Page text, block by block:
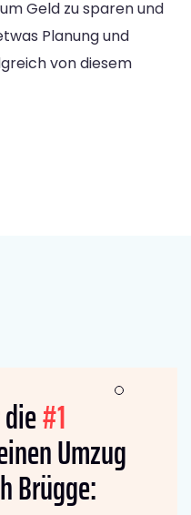
Geld zu sparen und
Planung und
von diesem
#1
Umzug
Brügge: